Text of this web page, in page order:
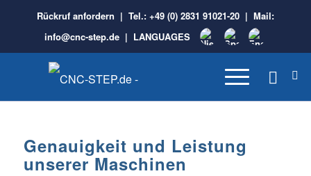
Rückruf anfordern | Tel.: +49 (0) 2831 91021-20| Mail:
info@cnc-step.de | LANGUAGES
Genauigkeit und Leistung
unserer Maschinen